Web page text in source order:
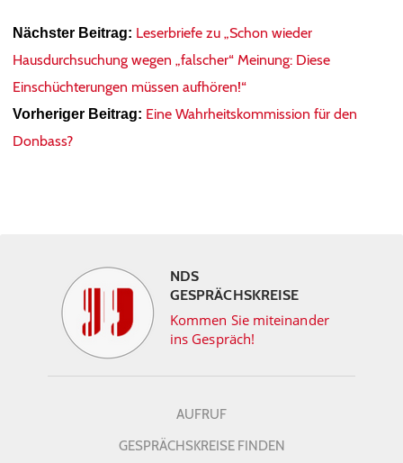
Nächster Beitrag: Leserbriefe zu „Schon wieder
Hausdurchsuchung wegen „falscher“ Meinung: Diese
Einschüchterungen müssen aufhören!“
Vorheriger Beitrag: Eine Wahrheitskommission für den
Donbass?
NDS
GESPRÄCHSKREISE
Kommen Sie miteinander
ins Gespräch!
AUFRUF
GESPRÄCHSKREISE FINDEN